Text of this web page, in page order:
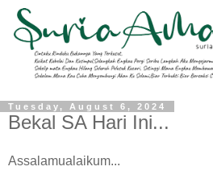
Tuesday, August 6, 2024
Bekal SA Hari Ini...
Assalamualaikum...